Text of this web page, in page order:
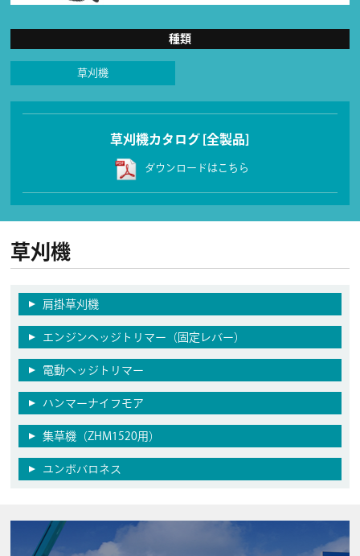
種類
草刈機
草刈機カタログ [全製品]
ダウンロードはこちら
草刈機
肩掛草刈機
エンジンヘッジトリマー（固定レバー）
電動ヘッジトリマー
ハンマーナイフモア
集草機（ZHM1520用）
ユンボバロネス